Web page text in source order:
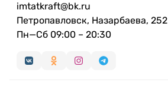
imtatkraft@bk.ru
Петропавловск, Назарбаева, 252
Пн—Сб 09:00 – 20:30